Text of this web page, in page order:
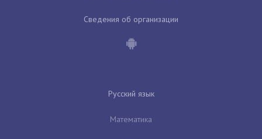
Сведения об организации
Русский язык
Математика